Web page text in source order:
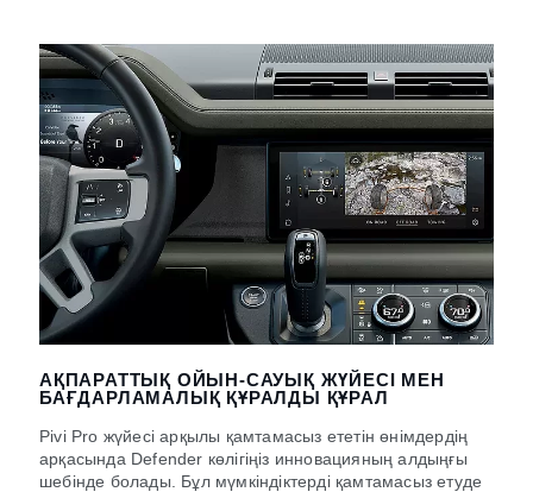
АҚПАРАТТЫҚ ОЙЫН-САУЫҚ ЖҮЙЕСІ МЕН
БАҒДАРЛАМАЛЫҚ ҚҰРАЛДЫ ҚҰРАЛ
Pivi Pro жүйесі арқылы қамтамасыз ететін өнімдердің
арқасында Defender көлігіңіз инновацияның алдыңғы
шебінде болады. Бұл мүмкіндіктерді қамтамасыз етуде